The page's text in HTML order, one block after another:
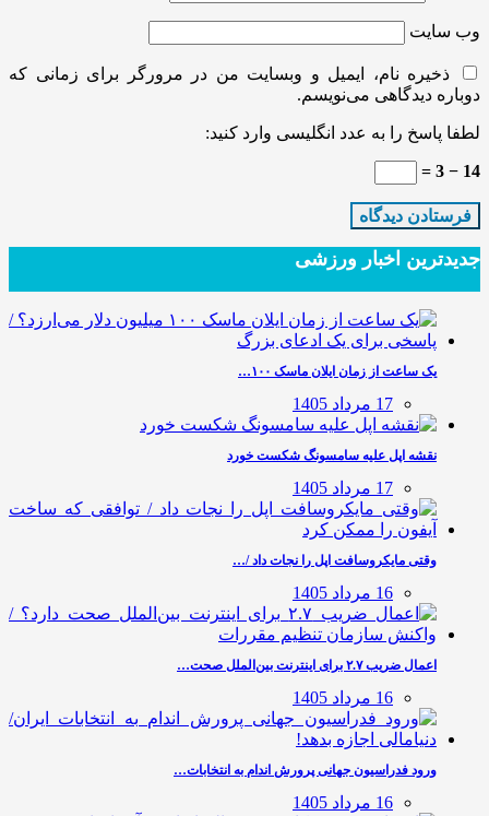
وب‌ سایت
ذخیره نام، ایمیل و وبسایت من در مرورگر برای زمانی که
دوباره دیدگاهی می‌نویسم.
لطفا پاسخ را به عدد انگلیسی وارد کنید:
14 − 3 =
جدیدترین‌ اخبار ورزشی
یک ساعت از زمان ایلان ماسک ۱۰۰…
17 مرداد 1405
نقشه اپل علیه سامسونگ شکست خورد
17 مرداد 1405
وقتی مایکروسافت اپل را نجات داد /…
16 مرداد 1405
اعمال ضریب ۲.۷ برای اینترنت بین‌الملل صحت…
16 مرداد 1405
ورود فدراسیون جهانی پرورش اندام به انتخابات…
16 مرداد 1405